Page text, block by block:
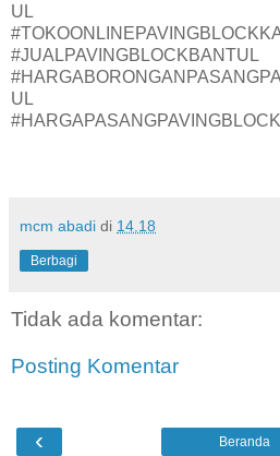
UL
#JUALPAVINGBLOCKBANTUL
UL
mcm abadi di 14.18
Berbagi
Tidak ada komentar:
Posting Komentar
‹ Beranda